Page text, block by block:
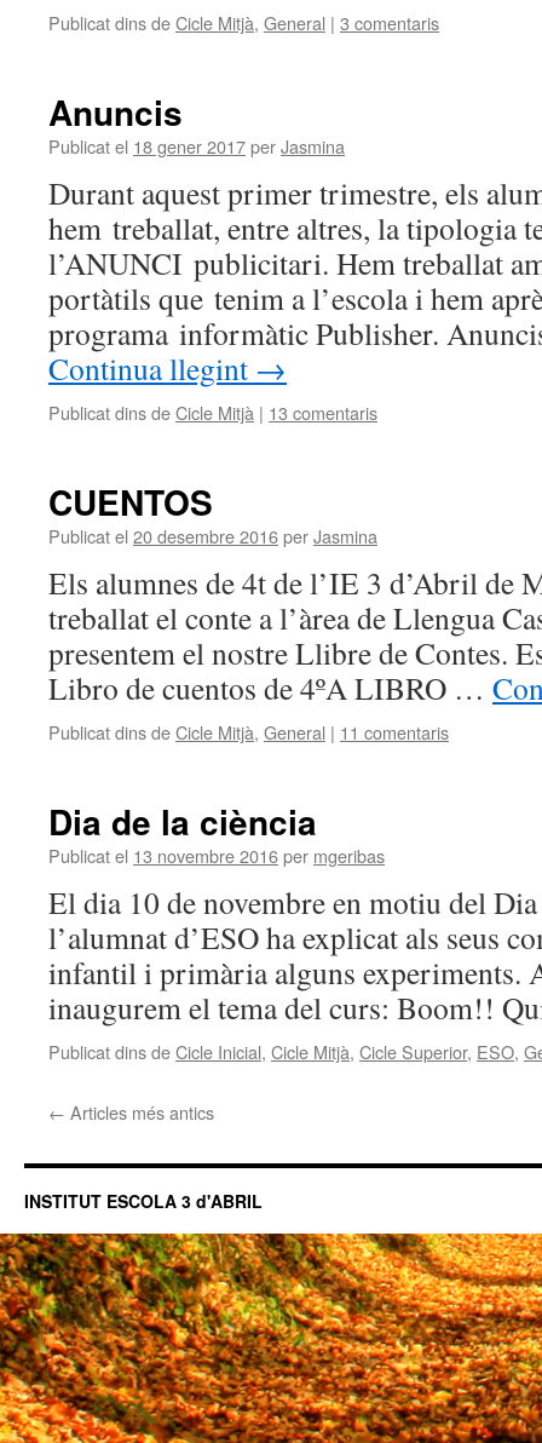
Publicat dins deCicle Mitjà, General | 3 comentaris
Anuncis
Publicat el 18 gener 2017perJasmina
Durant aquest primer trimestre, els
hem treballat, entre altres, la tipologia
l’ANUNCI publicitari. Hem treballat
portàtils que tenim a l’escola i hem
programa informàtic Publisher.
Continua llegint →
Publicat dins deCicle Mitjà | 13 comentaris
CUENTOS
Publicat el 20 desembre 2016perJasmina
Els alumnes de 4t de l’IE 3 d’Abril de
treballat el conte a l’àrea de Llengua
presentem el nostre Llibre de Contes.
Libro de cuentos de 4ºA LIBRO …
Publicat dins deCicle Mitjà, General | 11 comentaris
Dia de la ciència
Publicat el 13 novembre 2016per mgeribas
El dia 10 de novembre en motiu del
l’alumnat d’ESO ha explicat als seus
infantil i primària alguns experiments.
inaugurem el tema del curs: Boom!!
Publicat dins deCicle Inicial, Cicle Mitjà, Cicle Superior, ESO,
← Articles més antics
INSTITUT ESCOLA 3 d'ABRIL